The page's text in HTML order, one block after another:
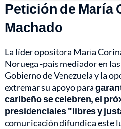
Petición de María
Machado
La líder opositora María
Noruega -país mediador en
Gobierno de Venezuela y la
extremar su apoyo para
caribeño se celebren, el
presidenciales "libres y
comunicación difundida este